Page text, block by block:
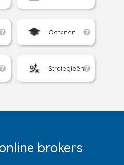
Oefenen
Strategieën
brokers